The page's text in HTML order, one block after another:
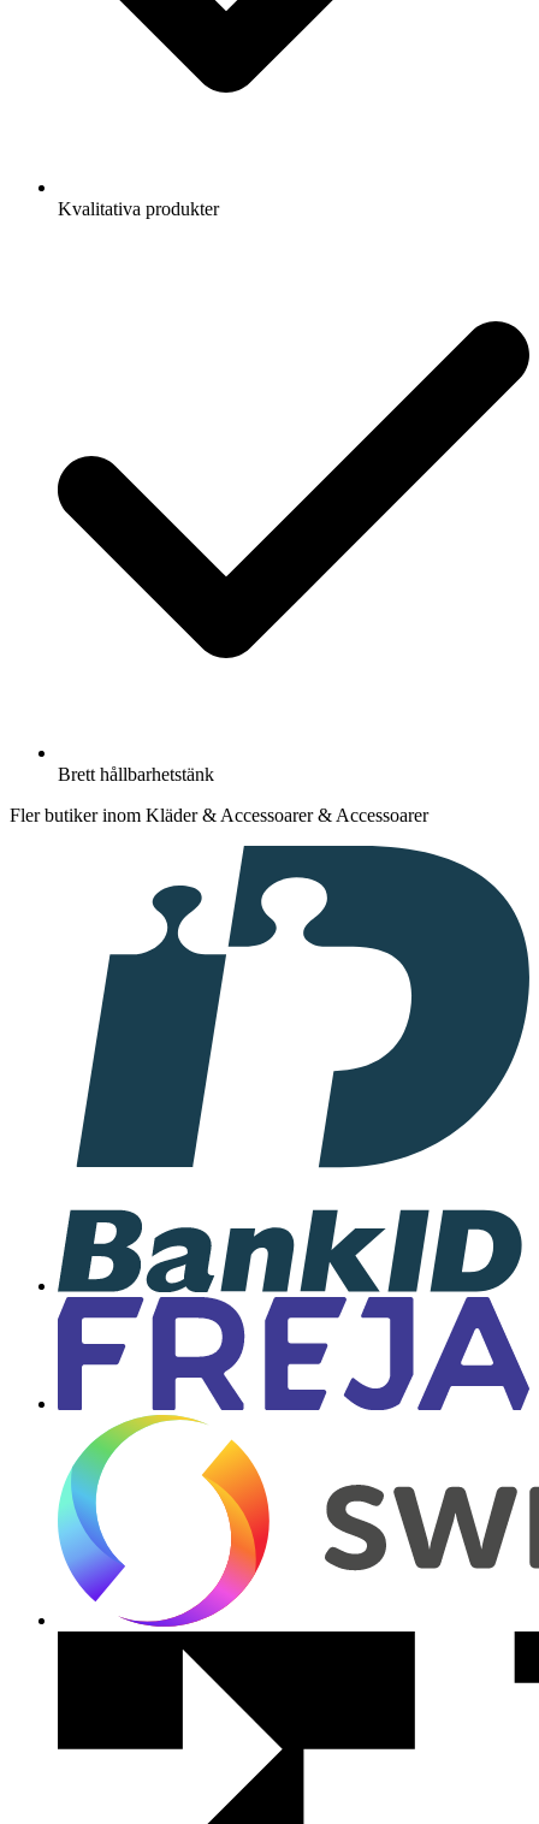
Kvalitativa produkter
Brett hållbarhetstänk
Fler butiker inom Kläder & Accessoarer & Accessoarer